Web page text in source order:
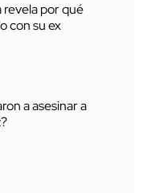
revela por qué
con su ex
a asesinar a